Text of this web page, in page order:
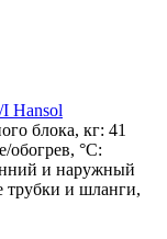
Hansol
блока, кг: 41
обогрев, °C:
и наружный
трубки и шланги,